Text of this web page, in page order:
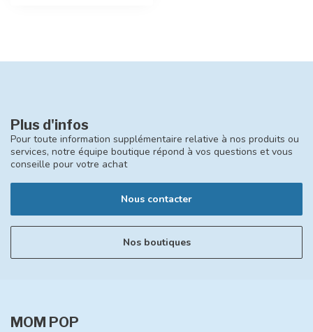
Plus d'infos
Pour toute information supplémentaire relative à nos produits ou
services, notre équipe boutique répond à vos questions et vous
conseille pour votre achat
Nous contacter
Nos boutiques
MOM POP